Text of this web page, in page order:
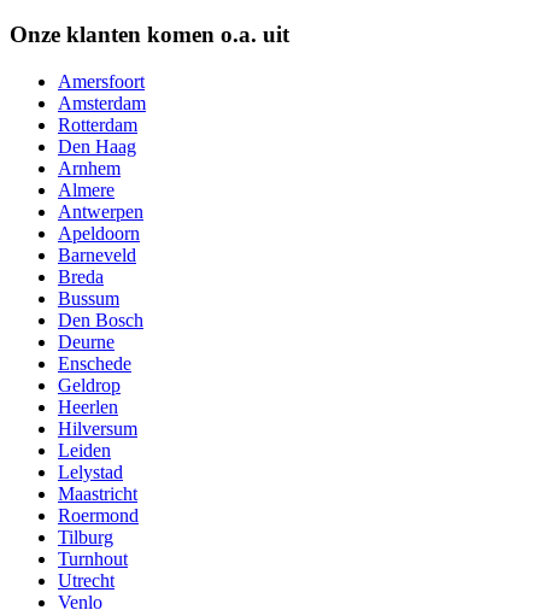
Onze klanten komen o.a. uit
Amersfoort
Amsterdam
Rotterdam
Den Haag
Arnhem
Almere
Antwerpen
Apeldoorn
Barneveld
Breda
Bussum
Den Bosch
Deurne
Enschede
Geldrop
Heerlen
Hilversum
Leiden
Lelystad
Maastricht
Roermond
Tilburg
Turnhout
Utrecht
Venlo